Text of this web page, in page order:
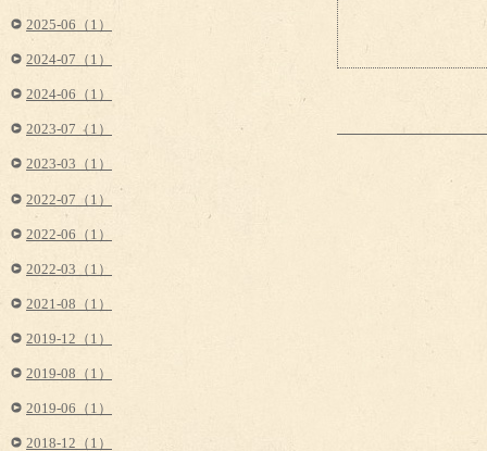
2025-06（1）
2024-07（1）
2024-06（1）
2023-07（1）
2023-03（1）
2022-07（1）
2022-06（1）
2022-03（1）
2021-08（1）
2019-12（1）
2019-08（1）
2019-06（1）
2018-12（1）